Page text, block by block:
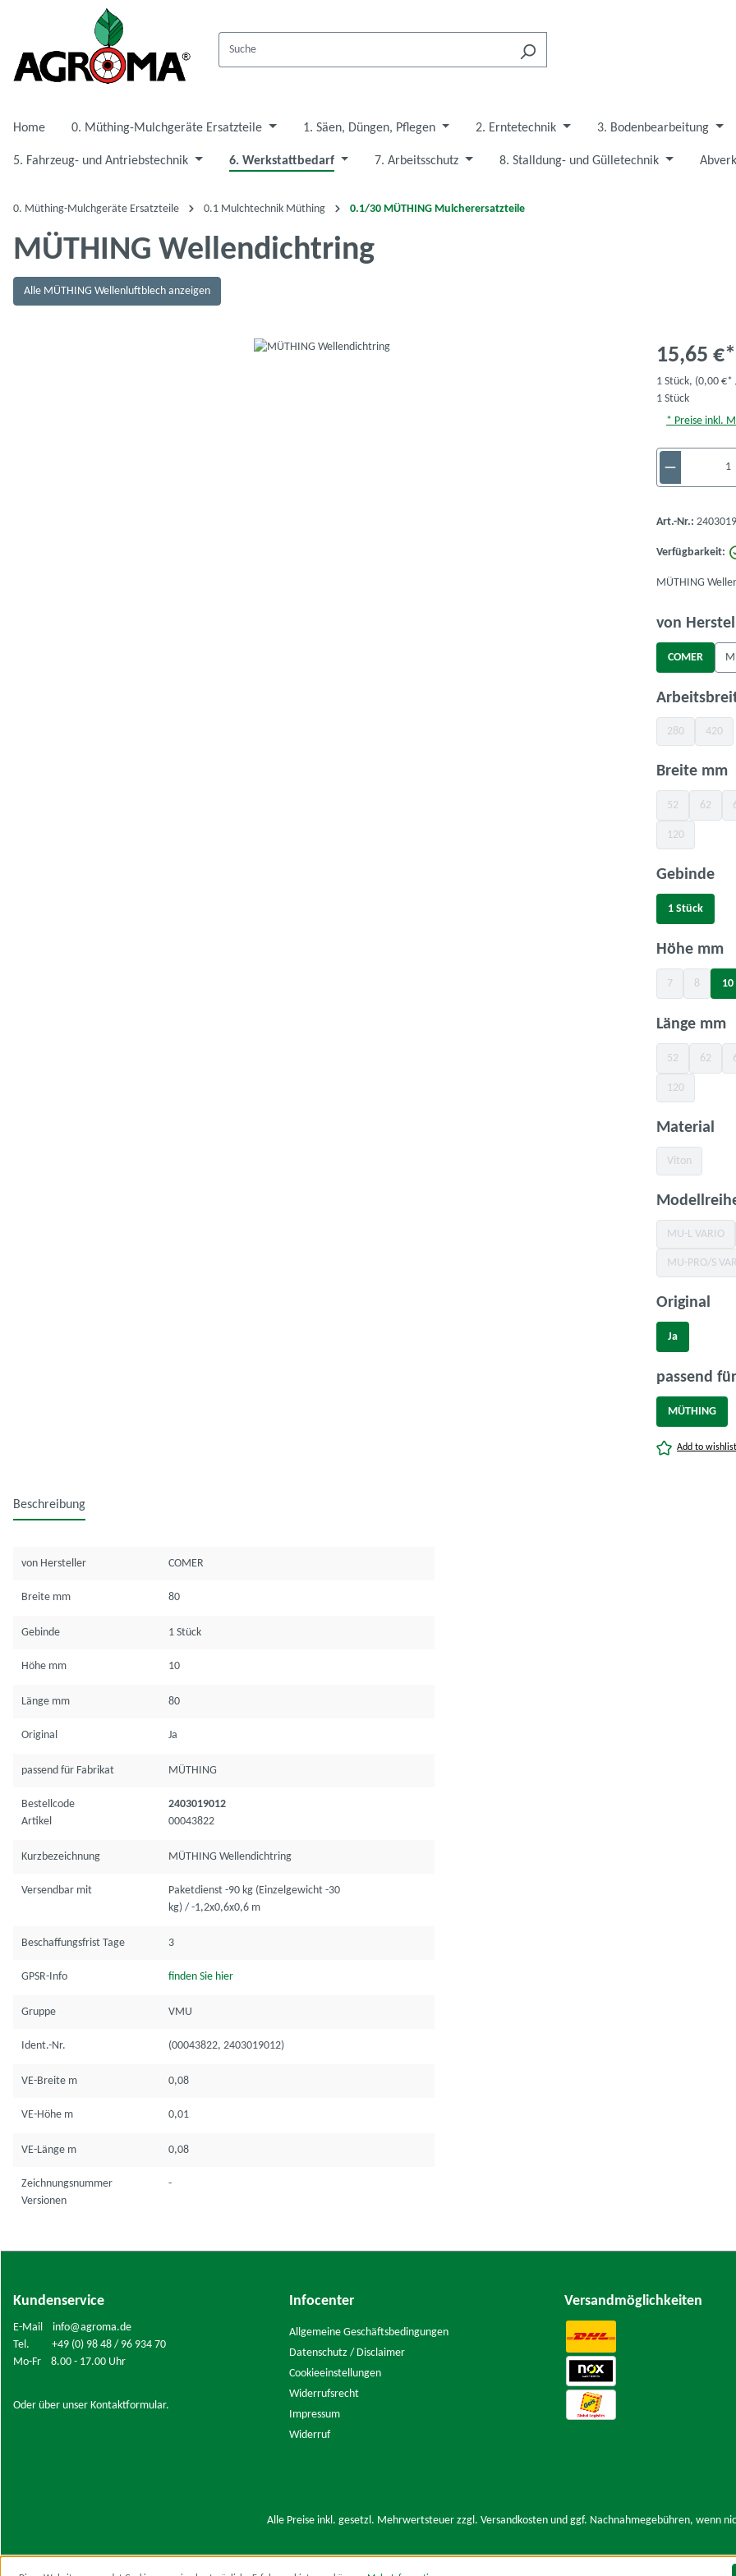
Hauptinhalt springen
Zur Hauptnavigation springen
Home 0. Müthing-Mulchgeräte Ersatzteile 1. Säen, Düngen, Pflegen 2. Erntetechnik 3. Bodenbearbeitung
5. Fahrzeug- und Antriebstechnik 6. Werkstattbedarf 7. Arbeitsschutz 8. Stalldung- und Gülletechnik
0. Müthing-Mulchgeräte Ersatzteile 0.1 Mulchtechnik Müthing 0.1/30 MÜTHING Mulcherersatzteile
MÜTHING Wellendichtring
Alle MÜTHING Wellenluftblech anzeigen
15,65 €*
1 Stück, (0,00 €*
1 Stück
* Preise inkl.
Produkt
Art.-Nr.:
Verfügbarkeit:
MÜTHING
von
COMER
280(Diese Option
420
Breite mm
52(Diese Option
62(Diese
120
(Diese Option
Gebinde
1 Stück
Höhe mm
7(Diese Option
8(Diese10
Länge mm
52(Diese Option
62(Diese
120
(Diese Option
Material
Viton(Diese Option
MU-L VARIO
(Diese
MU-PRO/S(Diese
Original
Ja
passend
MÜTHING
Add to wishlist
Beschreibung
von Hersteller COMER
Breite mm 80
Gebinde 1 Stück
Höhe mm 10
Länge mm 80
Original Ja
passend für Fabrikat MÜTHING
Bestellcode
Artikel
2403019012
00043822
Kurzbezeichnung MÜTHING Wellendichtring
Versendbar mit
Paketdienst -90 kg (Einzelgewicht -30
kg) / -1,2x0,6x0,6 m
Beschaffungsfrist Tage 3
GPSR-Info finden Sie hier
Gruppe VMU
Ident.-Nr. (00043822, 2403019012)
VE-Breite m 0,08
VE-Höhe m 0,01
VE-Länge m 0,08
Zeichnungsnummer
Versionen
-
Kundenservice
E-Mail info@agroma.de
Tel. +49 (0) 98 48 / 96 934 70
Mo-Fr 8.00 - 17.00 Uhr
Oder über unser Kontaktformular.
Infocenter
Allgemeine Geschäftsbedingungen
Datenschutz / Disclaimer
Cookieeinstellungen
Widerrufsrecht
Impressum
Widerruf
Versandmöglichkeiten
Alle Preise inkl. gesetzl. Mehrwertsteuer zzgl. Versandkostenund ggf. Nachnahmegebühren, wenn